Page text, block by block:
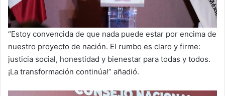
“Estoy convencida de que nada puede estar por encima de
nuestro proyecto de nación. El rumbo es claro y firme:
justicia social, honestidad y bienestar para todas y todos.
¡La transformación continúa!” añadió.